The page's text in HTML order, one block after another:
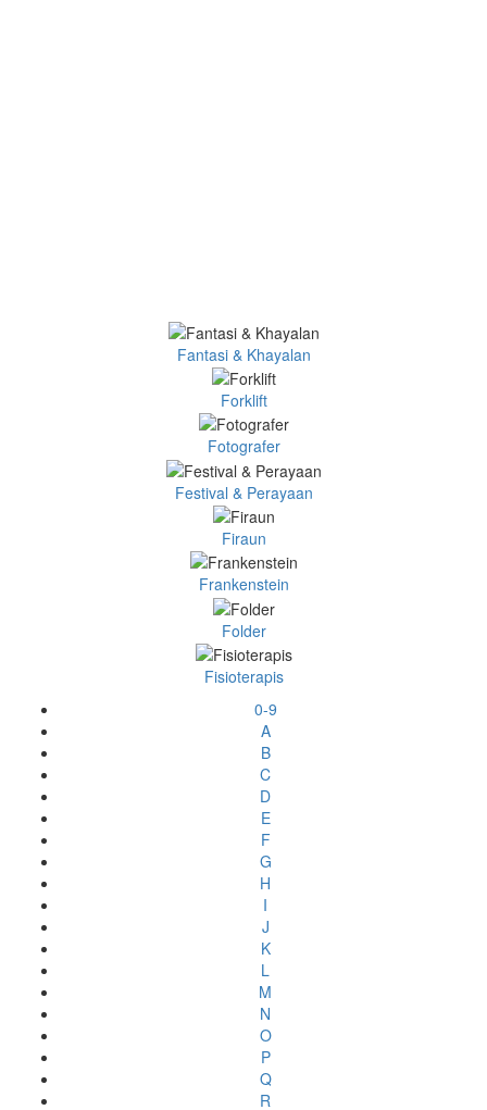
Fantasi & Khayalan
Forklift
Fotografer
Festival & Perayaan
Firaun
Frankenstein
Folder
Fisioterapis
0-9
A
B
C
D
E
F
G
H
I
J
K
L
M
N
O
P
Q
R